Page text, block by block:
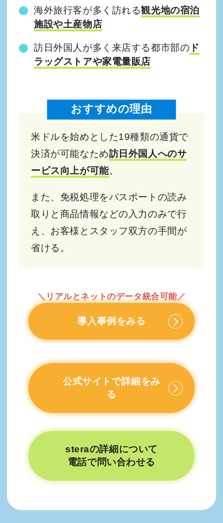
海外旅行客が多く訪れる観光地の宿泊
施設や土産物店
訪日外国人が多く来店する都市部の ド
ラッグストアや家電量販店
おすすめの理由
米ドルを始めとした19種類の通貨で
決済が可能なため訪日外国人へのサ
ービス向上が可能。
また、免税処理をパスポートの読み
取りと商品情報などの入力のみで行
え、お客様とスタッフ双方の手間が
省ける。
＼リアルとネットのデータ統合可能／
導入事例をみる
公式サイトで詳細をみ
る
steraの詳細について
電話で問い合わせる